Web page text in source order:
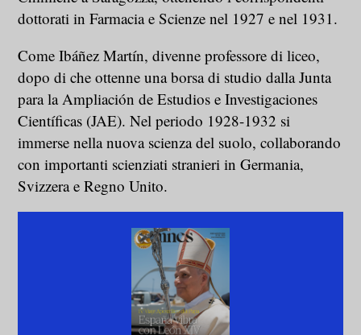
dottorati in Farmacia e Scienze nel 1927 e nel 1931.
Come Ibáñez Martín, divenne professore di liceo,
dopo di che ottenne una borsa di studio dalla Junta
para la Ampliación de Estudios e Investigaciones
Científicas (JAE). Nel periodo 1928-1932 si
immerse nella nuova scienza del suolo, collaborando
con importanti scienziati stranieri in Germania,
Svizzera e Regno Unito.